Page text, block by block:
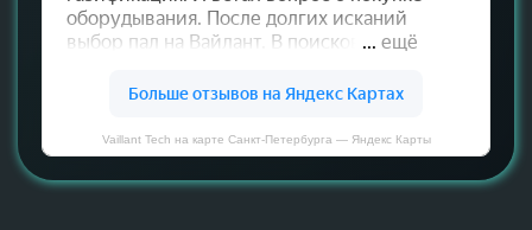
Vaillant Tech на карте Санкт‑Петербурга — Яндекс Карты